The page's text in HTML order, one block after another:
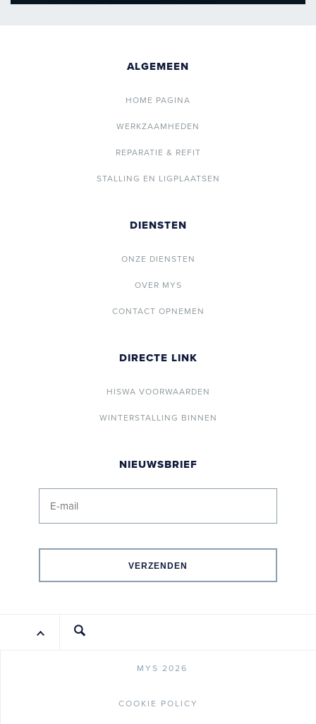
ALGEMEEN
HOME PAGINA
WERKZAAMHEDEN
REPARATIE & REFIT
STALLING EN LIGPLAATSEN
DIENSTEN
ONZE DIENSTEN
OVER MYS
CONTACT OPNEMEN
DIRECTE LINK
HISWA VOORWAARDEN
WINTERSTALLING BINNEN
NIEUWSBRIEF
VERZENDEN
MYS 2026
COOKIE POLICY